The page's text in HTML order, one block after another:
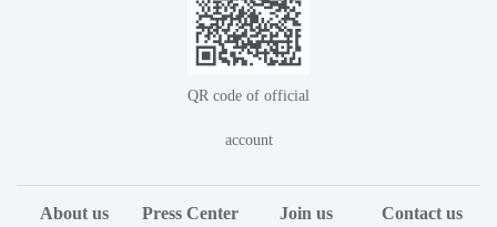
QR code of official
account
About us Press Center Join us Contact us